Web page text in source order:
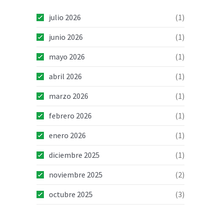
julio 2026
(1)
junio 2026
(1)
mayo 2026
(1)
abril 2026
(1)
marzo 2026
(1)
febrero 2026
(1)
enero 2026
(1)
diciembre 2025
(1)
noviembre 2025
(2)
octubre 2025
(3)